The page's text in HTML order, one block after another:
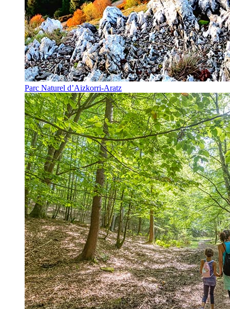
Parc Naturel d’Aizkorri-Aratz